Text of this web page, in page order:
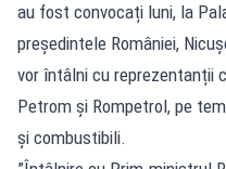
au fost convocați luni, la
președintele României,
vor întâlni cu reprezentanții
Petrom și Rompetrol, pe
și combustibili.